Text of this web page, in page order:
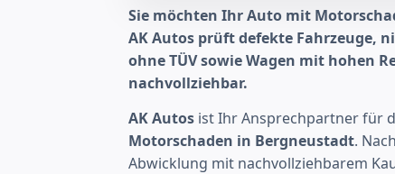
Sie möchten Ihr Auto mit
AK Autos prüft defekte Fahrzeuge,
ohne TÜV sowie Wagen mit hohen
nachvollziehbar.
AK Autos ist Ihr Ansprechpartner für
Motorschaden in Bergneustadt.
Abwicklung mit nachvollziehbarem